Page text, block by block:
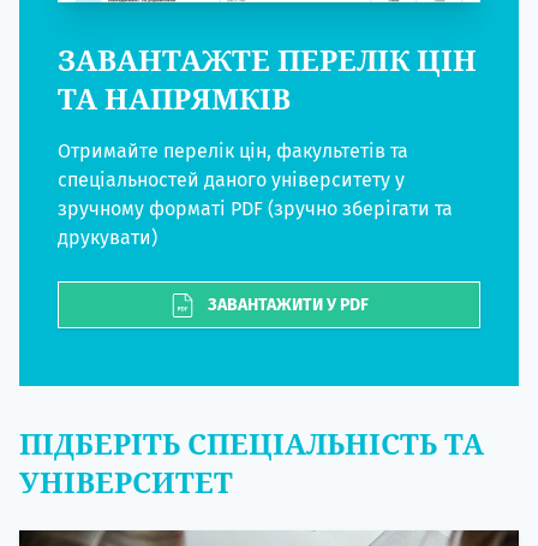
ЗАВАНТАЖТЕ ПЕРЕЛІК ЦІН
ТА НАПРЯМКІВ
Отримайте перелік цін, факультетів та
спеціальностей даного університету у
зручному форматі PDF (зручно зберігати та
друкувати)
ЗАВАНТАЖИТИ У PDF
ПІДБЕРІТЬ СПЕЦІАЛЬНІСТЬ ТА
УНІВЕРСИТЕТ